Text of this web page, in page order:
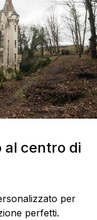
al centro di
per
perfetti.